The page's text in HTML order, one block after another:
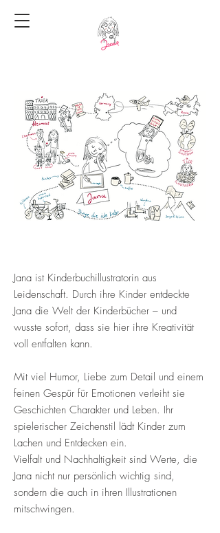
Jana ist Kinderbuchillustratorin aus
Leidenschaft. Durch ihre Kinder entdeckte
Jana die Welt der Kinderbücher – und
wusste sofort, dass sie hier ihre Kreativität
voll entfalten kann.
Mit viel Humor, Liebe zum Detail und einem
feinen Gespür für Emotionen verleiht sie
Geschichten Charakter und Leben. Ihr
spielerischer Zeichenstil lädt Kinder zum
Lachen und Entdecken ein.
Vielfalt und Nachhaltigkeit sind Werte, die
Jana nicht nur persönlich wichtig sind,
sondern die auch in ihren Illustrationen
mitschwingen.